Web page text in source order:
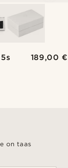
189,00 €
on taas